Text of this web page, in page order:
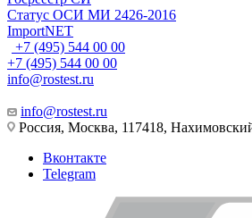
Статус ОСИ МИ 2426-2016
ImportNET
+7 (495) 544 00 00
+7 (495) 544 00 00
info@rostest.ru
info@rostest.ru
Россия, Москва, 117418,
Вконтакте
Telegram